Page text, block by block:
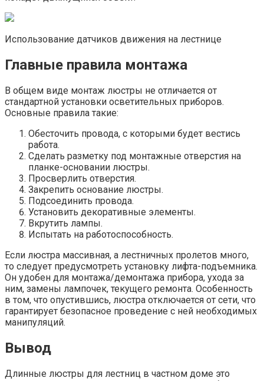
Использование датчиков движения на лестнице
Главные правила монтажа
В общем виде монтаж люстры не отличается от
стандартной установки осветительных приборов.
Основные правила такие:
Обесточить провода, с которыми будет вестись
работа.
Сделать разметку под монтажные отверстия на
планке-основании люстры.
Просверлить отверстия.
Закрепить основание люстры.
Подсоединить провода.
Установить декоративные элементы.
Вкрутить лампы.
Испытать на работоспособность.
Если люстра массивная, а лестничных пролетов много,
то следует предусмотреть установку лифта-подъемника.
Он удобен для монтажа/демонтажа прибора, ухода за
ним, замены лампочек, текущего ремонта. Особенность
в том, что опустившись, люстра отключается от сети, что
гарантирует безопасное проведение с ней необходимых
манипуляций.
Вывод
Длинные люстры для лестниц в частном доме это